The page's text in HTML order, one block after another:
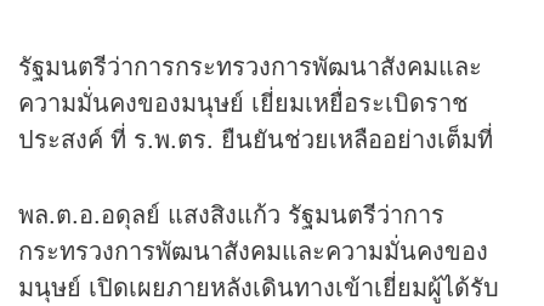
รัฐมนตรีว่าการกระทรวงการพัฒนาสังคมและ
ความมั่นคงของมนุษย์ เยี่ยมเหยื่อระเบิดราช
ประสงค์ ที่ ร.พ.ตร. ยืนยันช่วยเหลืออย่างเต็มที่
พล.ต.อ.อดุลย์ แสงสิงแก้ว รัฐมนตรีว่าการ
กระทรวงการพัฒนาสังคมและความมั่นคงของ
มนุษย์ เปิดเผยภายหลังเดินทางเข้าเยี่ยมผู้ได้รับ